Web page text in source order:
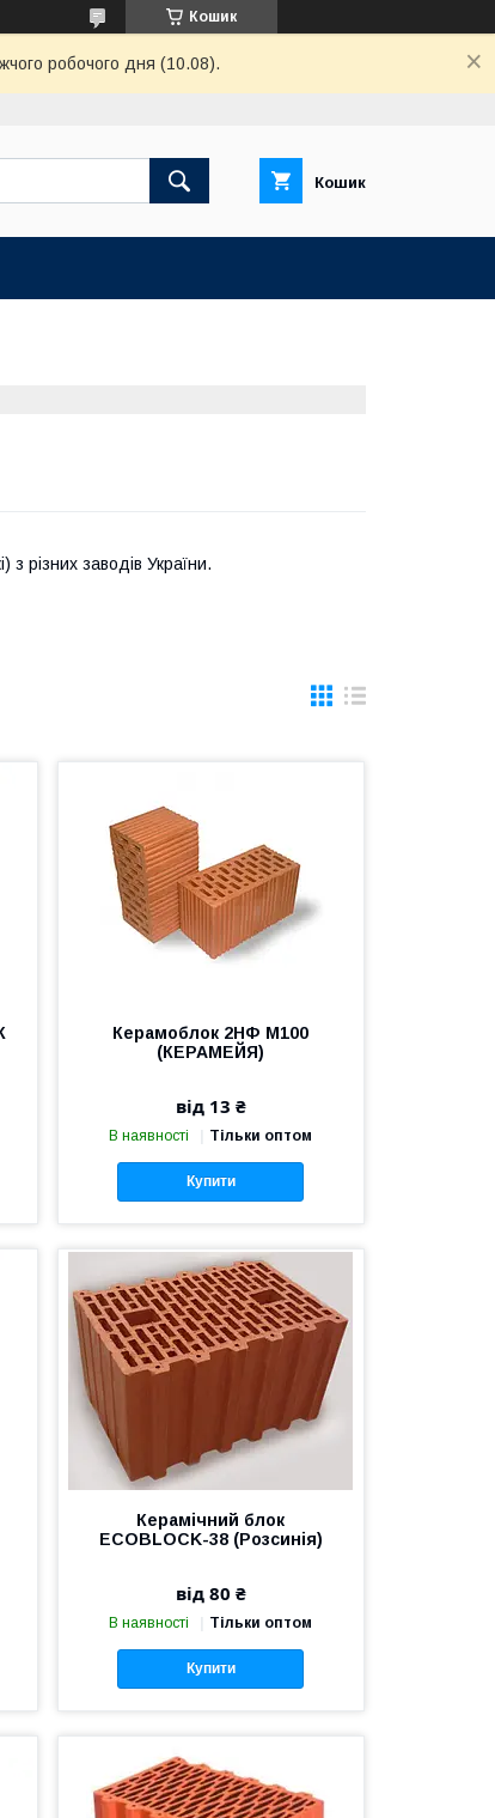
Кошик
робочого дня (10.08).
Кошик
з різних заводів України.
Керамоблок 2НФ М100
(КЕРАМЕЙЯ)
від 13 ₴
В наявності Тільки оптом
Купити
Керамічний блок
ECOBLOCK-38 (Розсинія)
від 80 ₴
В наявності Тільки оптом
Купити